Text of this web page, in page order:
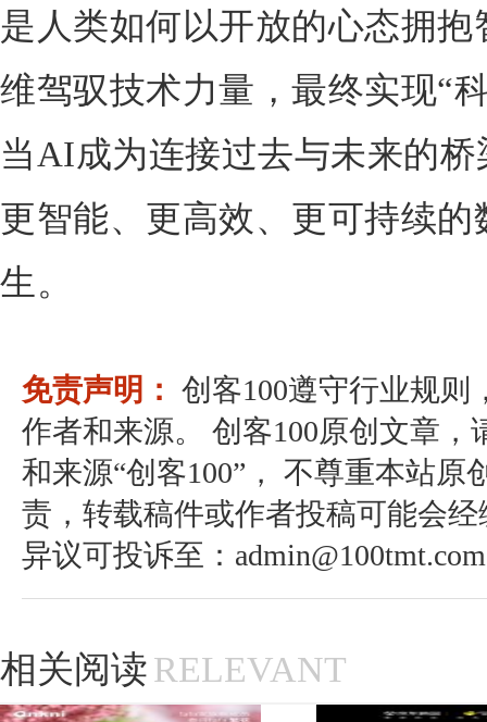
是人类如何以开放的心态拥
维驾驭技术力量，最终实现“
当AI成为连接过去与未来的
更智能、更高效、更可持续
生。
免责声明： 创客100遵守行业规则
作者和来源。 创客100原创文章
和来源“创客100”， 不尊重本站原
责，转载稿件或作者投稿可能会
异议可投诉至：admin@100tmt.com
相关阅读RELEVANT